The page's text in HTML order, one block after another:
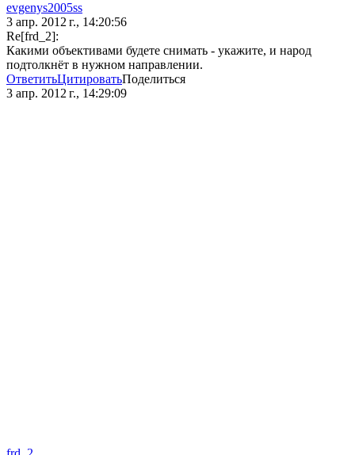
evgenys2005ss
3 апр. 2012 г., 14:20:56
Re[frd_2]:
Какими объективами будете снимать - укажите, и народ
подтолкнёт в нужном направлении.
ОтветитьЦитироватьПоделиться
3 апр. 2012 г., 14:29:09